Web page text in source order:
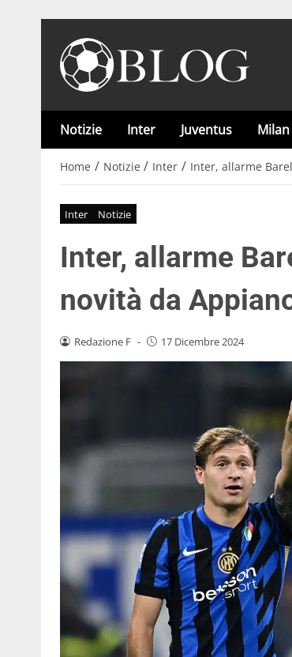
Notizie Inter Juventus Milan
Home / Notizie / Inter / Inter, allarme
Inter Notizie
Inter, allarme
novità da
Redazione F - 17 Dicembre 2024